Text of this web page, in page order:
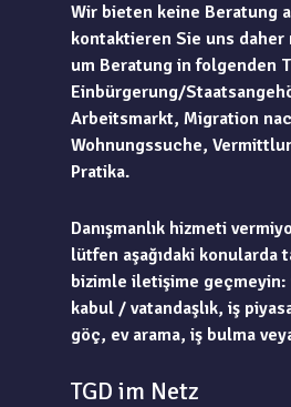
Wir bieten keine Beratung
kontaktieren Sie uns
um Beratung in folgenden
Einbürgerung/
Arbeitsmarkt, Migration
Wohnungssuche,
Pratika.
Danışmanlık hizmeti
lütfen aşağıdaki konularda
bizimle iletişime geçmeyin:
kabul / vatandaşlık, iş
göç, ev arama, iş bulma
TGD im Netz